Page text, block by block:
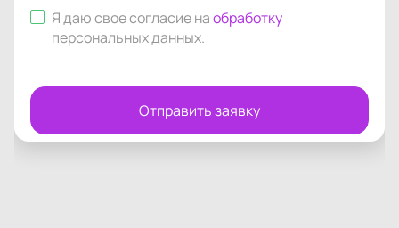
Я даю свое согласие наобработку
персональных данных.
Отправить заявку